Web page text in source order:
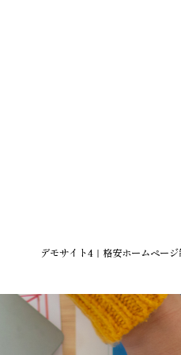
デモサイト4｜格安ホームペー